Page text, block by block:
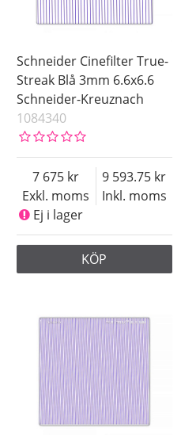
Schneider Cinefilter True-
Streak Blå 3mm 6.6x6.6
Schneider-Kreuznach
1084340
Exkl. moms
7 675
Inkl. moms
9 593.75
Ej i lager
KÖP